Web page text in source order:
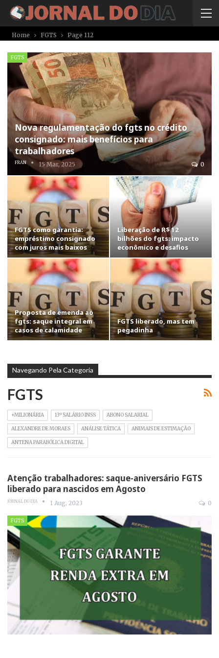
Home FGTS Page 112
FGTS
Nova regulamentação do fgts no crédito
consignado: mais benefícios para
trabalhadores
FRAN 15 Mar, 2025 0
FGTS como garantia:
empréstimo consignado
com juros mais baixos
Liberação de R$ 12
bilhões do fgts: impacto
econômico e desafios
Proposta de emenda ao
fgts: saque integral em
casos de calamidade
FGTS liberado, mas tem
pegadinha
Navegando Pela Categoria
FGTS
+MILIONÁRIA 13º SALÁRIO INSS ABONO SALARIAL
ALEXANDRE DE MORAES ANÁLISE TÁTICA ANIMAIS DE ESTIMAÇÃO
ANTENA PARABÓLICA DIGITAL
Atenção trabalhadores: saque-aniversário FGTS
liberado para nascidos em Agosto
JORNAL DO DIA 1 Aug, 2023 0
FGTS